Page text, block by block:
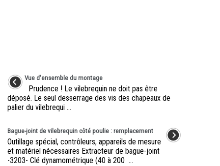
Vue d'ensemble du montage
Prudence ! Le vilebrequin ne doit pas être
déposé. Le seul desserrage des vis des chapeaux de
palier du vilebrequi ...
Bague-joint de vilebrequin côté poulie : remplacement
Outillage spécial, contrôleurs, appareils de mesure
et matériel nécessaires Extracteur de bague-joint
-3203- Clé dynamométrique (40 à 200 ...